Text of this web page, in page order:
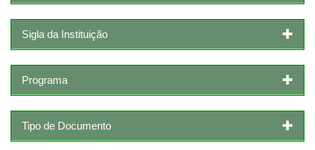
Sigla da Instituição
Programa
Tipo de Documento